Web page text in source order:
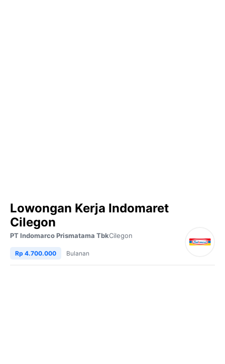
Lowongan Kerja Indomaret
Cilegon
PT Indomarco Prismatama TbkCilegon
Rp 4.700.000 Bulanan